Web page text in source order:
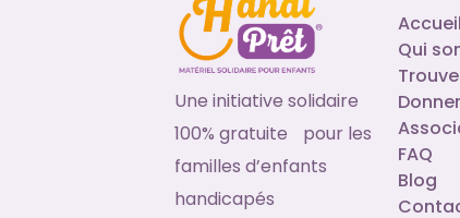
Une initiative solidaire
100% gratuite pour les
familles d’enfants
handicapés
Accueil
Qui
FAQ
Blog